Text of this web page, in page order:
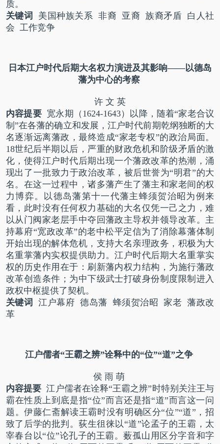
质。
关键词
美国种族关系 非裔 亚裔 族裔矛盾 白人社
会 工作竞争
日本江户时代后期大名权力演进及其影响——以德岛
藩为中心的考察
许 文 英
内容提要 宽永期（ 1624-1643）以降，随着“家老合议
制”在各藩的确立和发展，江户时代前期乾纲独断的大
名逐渐远离藩政，最终造成“家老专权”的政治局面。
18世纪后半期以后，严重的财政危机和阶级矛盾的激
化，使得江户时代后期出现一个藩政改革的热潮，涌
现出了一批致力于政治改革，被后世誉为“明君”的大
名。在这一过程中，诸多藩产生了藩主和家老间的权
力博弈。以德岛藩第十一代藩主蜂须贺治昭为例来
看，此时没有任何权力基础的大名仅凭一己之力，难
以从门阀家老层手中夺回藩政主导权并领导改革。主
持幕府“宽政改革”的老中松平定信为了消除幕藩体制
开始出现的解体危机，支持大名亲理政务，积极为大
名重掌藩内实权提供助力。江户时代后期大名重掌实
权的历史作用在于：刷新藩内权力结构，为施行藩政
改革创造条件；为中下级武士打破身份制度限制进入
政权中枢提供了契机。
关键词
江户幕府 德岛藩 蜂须贺治昭 家老 藩政改
革
江户儒者“王霸之辨”诠释中的“位”“道”之争
侯 雨 萌
内容提要 江户儒者在诠释“王霸之辨”时特别关注王与
霸在性质上到底是指“位”而言还是指“道”而言这一问
题。伊藤仁斋解读王霸时没有明确区分“位”“道”，招
致了后学的批判。荻生徂徕以“道”论孟子的王霸，太
宰春台以“位”论孔子的王霸。薮孤山用区分字音和字